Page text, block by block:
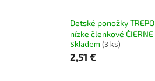
Detské ponožky
nízke členkové ČIERNE
Skladem (3 ks)
2,51 €